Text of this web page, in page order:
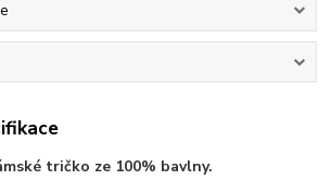
tričko ze 100% bavlny.